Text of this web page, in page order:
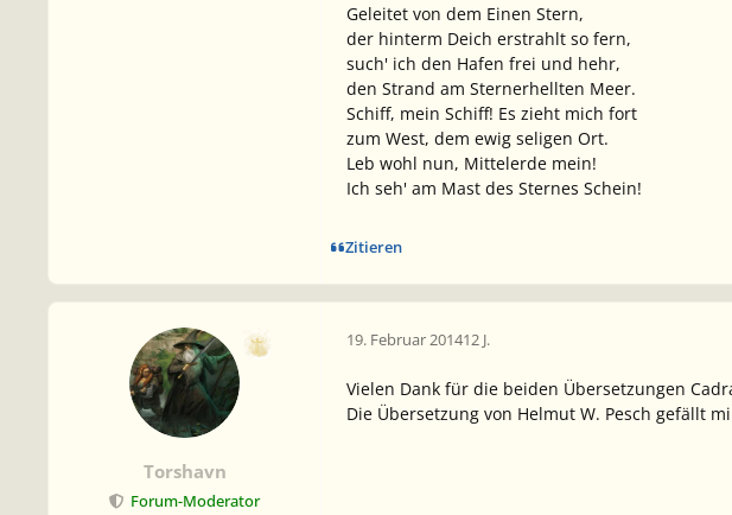
Geleitet von dem Einen Stern,
der hinterm Deich erstrahlt so fern,
such' ich den Hafen frei und hehr,
den Strand am Sternerhellten Meer.
Schiff, mein Schiff! Es zieht mich fort
zum West, dem ewig seligen Ort.
Leb wohl nun, Mittelerde mein!
Ich seh' am Mast des Sternes Schein!
Zitieren
Torshavn
Forum-Moderator
19. Februar 201412 J.
Vielen Dank für die beiden Übersetzungen
Die Übersetzung von Helmut W. Pesch gefällt